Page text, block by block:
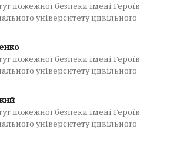
пожежної безпеки імені Героїв
університету цивільного
пожежної безпеки імені Героїв
університету цивільного
пожежної безпеки імені Героїв
університету цивільного